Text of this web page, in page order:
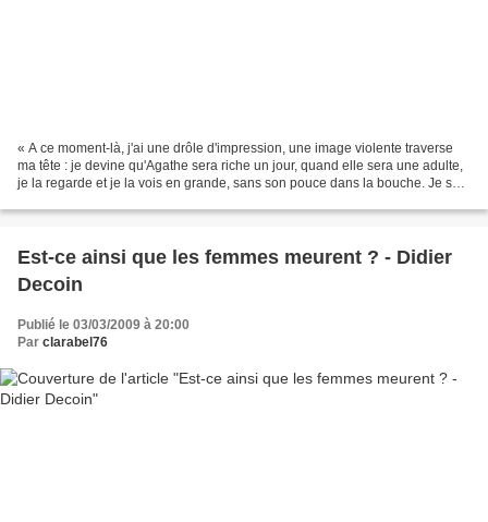
« A ce moment-là, j'ai une drôle d'impression, une image violente traverse
ma tête : je devine qu'Agathe sera riche un jour, quand elle sera une adulte,
je la regarde et je la vois en grande, sans son pouce dans la bouche. Je sais
Est-ce ainsi que les femmes meurent ? - Didier
Decoin
Publié le 03/03/2009 à 20:00
Par clarabel76